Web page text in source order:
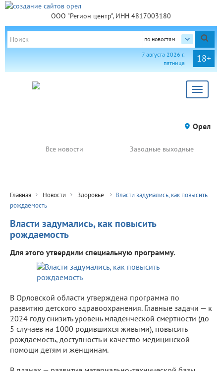
ООО "Регион центр", ИНН 4817003180
по новостям
18+
7 августа 2026 г.
пятница
Toggle
Орел
Все новости Заводные выходные
Главная Новости Здоровье
Власти задумались, как повысить
рождаемость
Власти задумались, как повысить
рождаемость
Для этого утвердили специальную программу.
В Орловской области утверждена программа по
развитию детского здравоохранения. Главные задачи — к
2024 году снизить уровень младенческой смертности (до
5 случаев на 1000 родившихся живыми), повысить
рождаемость, доступность и качество медицинской
помощи детям и женщинам.